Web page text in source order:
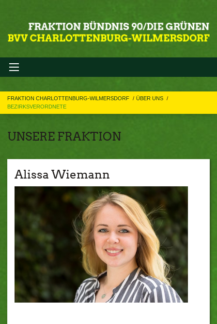
FRAKTION CHARLOTTENBURG-WILMERSDORF
ÜBER UNS
BEZIRKSVERORDNETE
UNSERE FRAKTION
Alissa Wiemann